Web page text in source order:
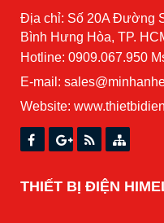
Địa chỉ: Số 20A Đường
Bình Hưng Hòa, TP.
Hotline: 0909.067.950
E-mail:
Website:
THIẾT BỊ ĐIỆN